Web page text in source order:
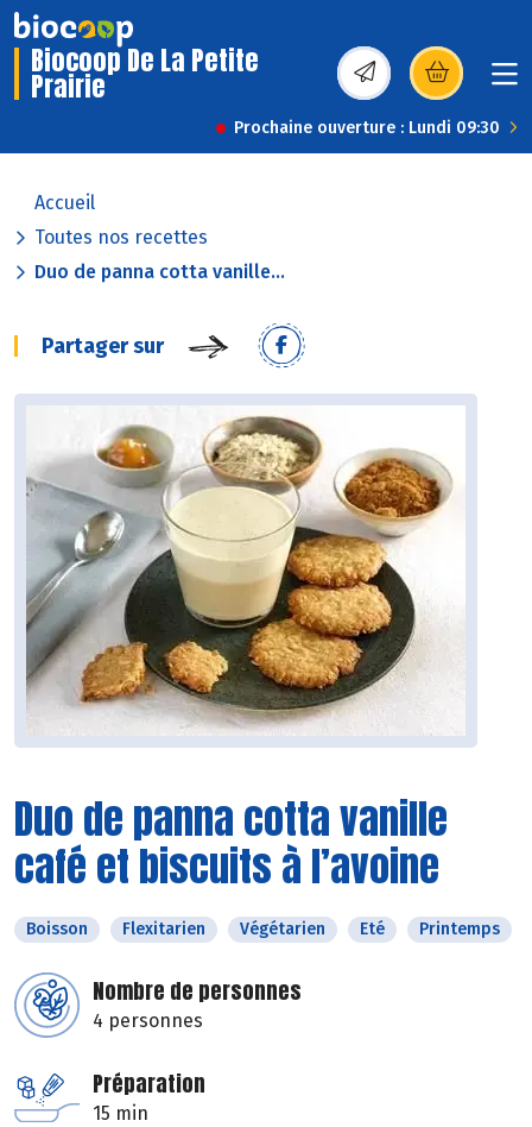
Biocoop De La Petite
Prairie (s’ouvre dans une
Prochaine ouverture : Lundi 09:30
Accueil
Toutes nos recettes
Duo de panna cotta vanille...
Partager sur
Duo de panna cotta vanille
café et biscuits à l’avoine
Boisson Flexitarien Végétarien Eté Printemps
Nombre de personnes
4 personnes
Préparation
15 min